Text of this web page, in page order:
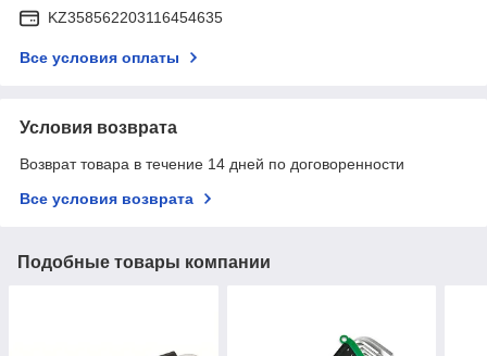
KZ358562203116454635
Все условия оплаты
Условия возврата
Возврат товара в течение 14 дней по договоренности
Все условия возврата
Подобные товары компании